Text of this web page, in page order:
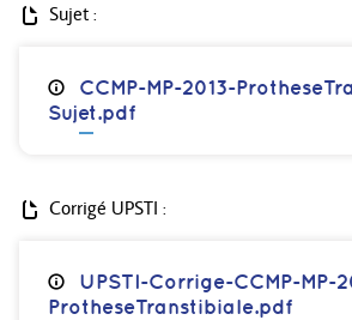
Sujet :
CCMP-MP-2013-
Sujet.pdf
Corrigé UPSTI :
UPSTI-Corrige-CCMP-MP-
ProtheseTranstibiale.pdf